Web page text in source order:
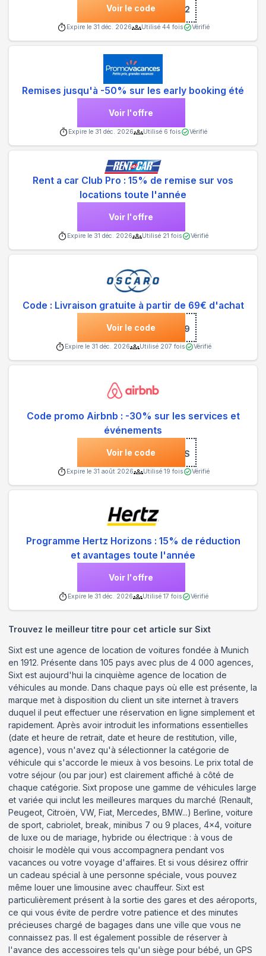
Voir le code***4802
Expire le 31 déc. 2026 Utilisé 44 fois Vérifié
Remises jusqu'à -50% sur les early booking été
Voir l'offre
Expire le 31 déc. 2026 Utilisé 6 fois Vérifié
Rent a car Club Pro : 15% de remise sur vos
locations toute l'année
Voir l'offre
Expire le 31 déc. 2026 Utilisé 21 fois Vérifié
Code : Livraison gratuite à partir de 69€ d'achat
Voir le code ***69
Expire le 31 déc. 2026 Utilisé 207 fois Vérifié
Code promo Airbnb : -30% sur les services et
événements
Voir le code
***PYSERVICES
Expire le 31 août 2026 Utilisé 19 fois Vérifié
Programme Hertz Horizons : 15% de réduction
et avantages toute l'année
Voir l'offre
Expire le 31 déc. 2026 Utilisé 17 fois Vérifié
Trouvez le meilleur titre pour cet article sur Sixt
Sixt est une agence de location de voitures fondée à Munich
en 1912. Présente dans 105 pays avec plus de 4 000 agences,
Sixt est aujourd'hui la cinquième agence de location de
véhicules au monde. Dans chaque pays où elle est présente, la
marque met à disposition du client un site internet à travers
duquel il peut effectuer une réservation en ligne simplement et
rapidement. Après avoir introduit les informations essentielles
(date et heure de retrait, date et heure de restitution, ville,
agence), vous n'avez qu'à sélectionner la catégorie de
véhicule qui s'accorde le mieux à vos besoins. Le prix total de
votre séjour (ou par jour) est clairement affiché à côté de
chaque catégorie. Sixt propose une gamme de véhicules large
et variée qui inclut les meilleures marques du marché (Renault,
Peugeot, Citroën, VW, Fiat, Mercedes, BMW...) Berline, voiture
de sport, cabriolet, break, minibus 7 ou 9 places, 4x4, voiture
de luxe ou de mariage, hybride ou électrique : à vous de
choisir le modèle qui vous accompagnera pendant vos
vacances ou votre voyage d'affaires. Et si vous désirez offrir
un cadeau spécial à une personne spéciale, vous pouvez
même louer une limousine avec chauffeur. Sixt est
particulièrement présent à la sortie des gares et des aéroports,
ce qui vous évite de perdre votre patience et des minutes
précieuses chargé de bagages dans une ville que vous ne
connaissez pas. Il est également possible de réserver à
l'avance des accessoires tels qu'un siège pour bébé, un GPS